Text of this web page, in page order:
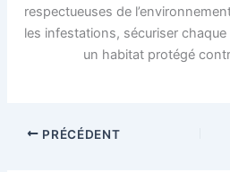
respectueuses de
les infestations, sécuriser
un habitat protégé
PRÉCÉDENT